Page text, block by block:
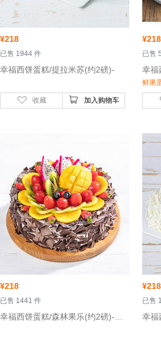
¥218
已售 1944 件
幸福西饼蛋糕/提拉米苏(约2磅)-
收藏 加入购物车
¥218
已售
鲜果
¥218
已售 1441 件
¥218
已售